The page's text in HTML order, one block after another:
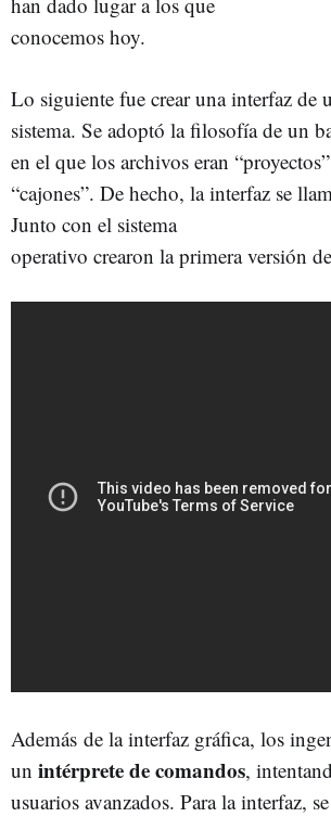
conocemos hoy.
Lo siguiente fue crear una interfaz de
sistema. Se adoptó la filosofía de un
en el que los archivos eran
“cajones”. De hecho, la interfaz se
Junto con el sistema
operativo crearon la primera versión
Además de la interfaz gráfica, los
un intérprete de comandos,
usuarios avanzados. Para la interfaz,